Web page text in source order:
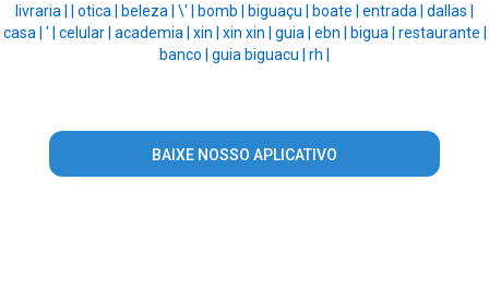
livraria | | otica | beleza | \' | bomb | biguaçu | boate | entrada | dallas |
casa | ' | celular | academia | xin | xin xin | guia | ebn | bigua | restaurante |
banco | guia biguacu | rh |
BAIXE NOSSO APLICATIVO